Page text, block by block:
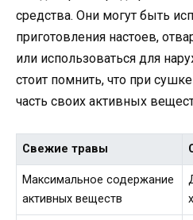
средства. Они могут быть
приготовления настоев,
или использоваться для
стоит помнить, что при
часть своих активных
Свежие травы
Максимальное содержание
активных веществ